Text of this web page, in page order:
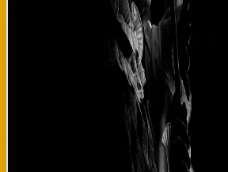
que te delata como extranjero, y cómo
nacionalidades simultáneamente. La obra
soluciones fáciles, sino que invita al
los conflictos cotidianos de millones de
producción ha reunido a actores
el rol del padre, la ecuatoriana Paola
actores jóvenes vascos en los papeles de
minimalista pero efectivo transporta al
apartamentos de Bilbao, la costa
abstractos que representan la memoria